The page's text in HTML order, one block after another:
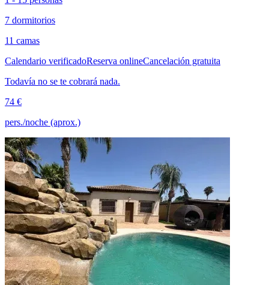
7 dormitorios
11 camas
Calendario verificadoReserva onlineCancelación gratuita
Todavía no se te cobrará nada.
74 €
pers./noche (aprox.)